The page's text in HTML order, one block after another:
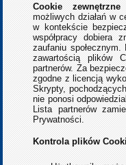
Cookie zewnętrzne
możliwych działań w
w kontekście
współpracy dobiera
zaufaniu społecznym.
zawartością plików
partnerów. Za
zgodne z licencją
Skrypty,
nie ponosi
Lista partnerów
Prywatności.
Kontrola plików